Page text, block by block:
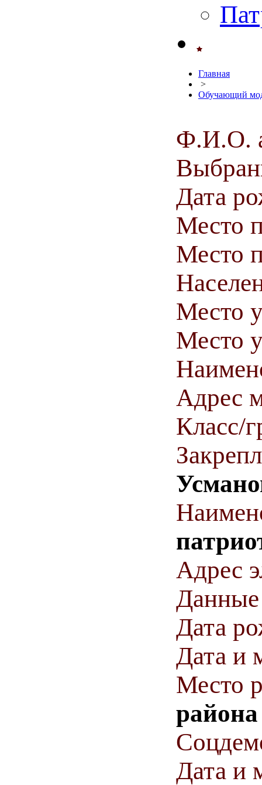
Главная
>
Обучающий
Ф.И.О.
Дата
Место
Место
Место
Место
Адрес
Класс/
Адрес
Данные
Дата
Дата и
Место
района
Дата и